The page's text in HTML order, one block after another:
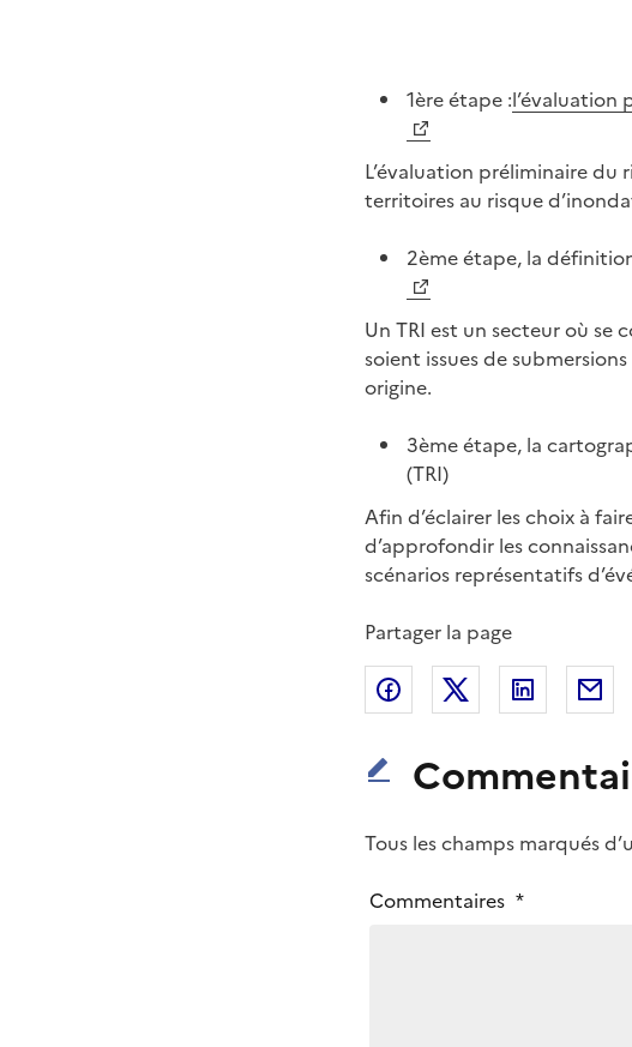
1ère étape :l’évaluation
L’évaluation préliminaire du
territoires au risque
2ème étape, la
Un TRI est un secteur où se
soient issues de
origine.
3ème étape, la
(TRI)
Afin d’éclairer les choix à
d’approfondir les
scénarios représentatifs
Partager la page
Partager sur Facebook
Partager sur X
Tous les champs marqués
V
Commentaires *